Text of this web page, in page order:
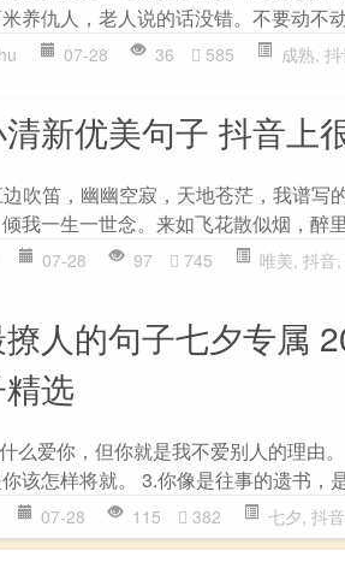
养仇人，老人说的话没错。不要动不
07-28 36 585 成熟, 抖
新优美句子 抖音上
吹笛，幽幽空寂，天地苍茫，我谱
我一生一世念。来如飞花散似烟，醉
07-28 97 745 唯美, 抖音,
人的句子七夕专属
选
么爱你，但你就是我不爱别人的理由
该怎样将就。 3.你像是往事的遗书，
07-28 115 382 七夕, 抖音